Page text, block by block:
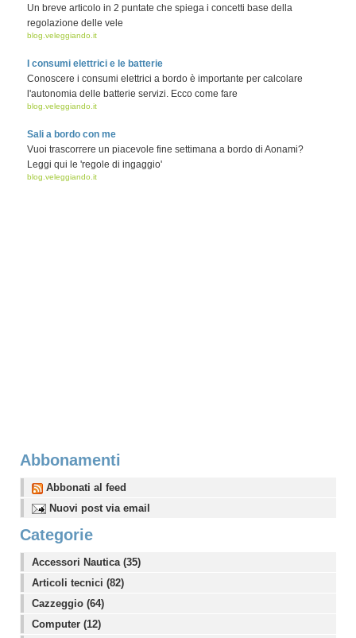
Un breve articolo in 2 puntate che spiega i concetti base della
regolazione delle vele
blog.veleggiando.it
I consumi elettrici e le batterie
Conoscere i consumi elettrici a bordo è importante per calcolare
l'autonomia delle batterie servizi. Ecco come fare
blog.veleggiando.it
Sali a bordo con me
Vuoi trascorrere un piacevole fine settimana a bordo di Aonami?
Leggi qui le 'regole di ingaggio'
blog.veleggiando.it
Abbonamenti
Abbonati al feed
Nuovi post via email
Categorie
Accessori Nautica (35)
Articoli tecnici (82)
Cazzeggio (64)
Computer (12)